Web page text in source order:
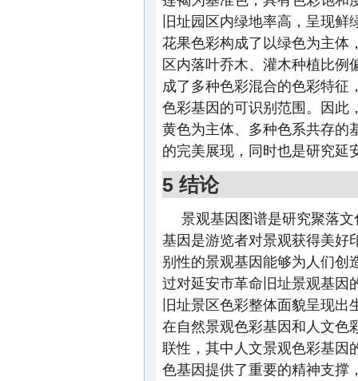
旧址园区内绿地率高，呈现
花果色彩构成了以绿色为主体
区内落叶乔木、灌木种植比例
成了多种色彩混合的色彩特征
色彩基因的可识别范围。因此
黄色为主体、多种色系共存的
的完美展现，同时也是研究延
5 结论
景观基因图谱是研究聚落
基因是游览者对景观获得美好
别性的景观基因能够为人们创
过对延安市革命旧址景观基因
旧址景区色彩整体面貌呈现
在自然景观色彩基因和人文色
联性，其中人文景观色彩基因
色基因提供了重要的精神支撑